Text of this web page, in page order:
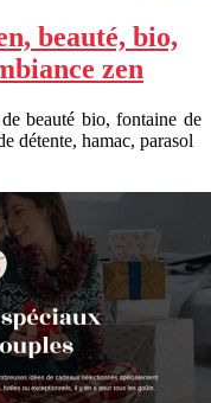
beauté, bio,
zen
beauté bio, fontaine de
détente, hamac, parasol